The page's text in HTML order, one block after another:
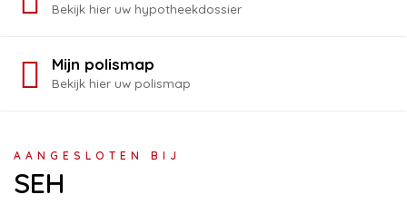
Bekijk hier uw hypotheekdossier
Mijn polismap
Bekijk hier uw polismap
SEH
AANGESLOTEN BIJ